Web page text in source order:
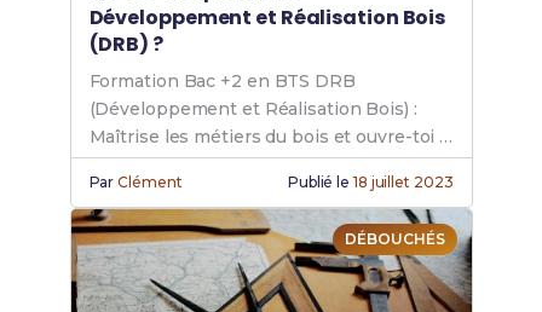
Développement et Réalisation Bois
(DRB) ?
Formation Bac +2 en BTS DRB
(Développement et Réalisation Bois) :
Maîtrise les métiers du bois et ouvre-toi à
de nombreuses opportunités
professionnelles dans la filière bois.
ParClément Publié le 18 juillet 2023
DÉBOUCHÉS